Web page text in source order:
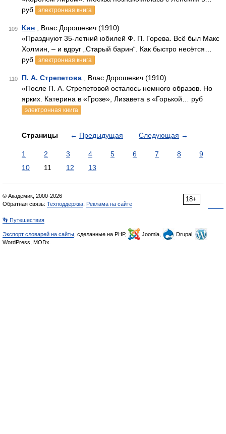
руб
электронная книга
109 Кин , Влас Дорошевич (1910)
«Празднуют 35-летний юбилей Ф. П. Горева. Всё был Макс
Холмин, – и вдруг „Старый барин“. Как быстро несётся…
руб
электронная книга
110 П. А. Стрепетова , Влас Дорошевич (1910)
«После П. А. Стрепетовой осталось немного образов. Но
ярких. Катерина в «Грозе», Лизавета в «Горькой… руб
электронная книга
Страницы ← Предыдущая Следующая →
1 2 3 4 5 6 7 8
9
10
11 12 13
18+
© Академик, 2000-2026
Обратная связь: Техподдержка Реклама на сайте
👣 Путешествия
Экспорт словарей на сайты , сделанные на PHP, Joomla,
Drupal,
WordPress, MODx.